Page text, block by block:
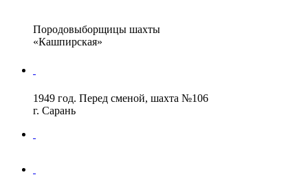
Породовыборщицы шахты
«Кашпирская»
1949 год. Перед сменой, шахта №106
г. Сарань